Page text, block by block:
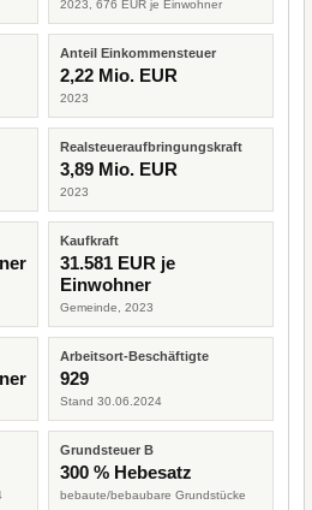
2023, 676 EUR je Einwohner
Anteil Einkommensteuer
2,22 Mio. EUR
2023
Realsteueraufbringungskraft
3,89 Mio. EUR
2023
Kaufkraft
31.581 EUR je
Einwohner
Gemeinde, 2023
Arbeitsort-Beschäftigte
929
Stand 30.06.2024
Grundsteuer B
300 % Hebesatz
bebaute/bebaubare Grundstücke